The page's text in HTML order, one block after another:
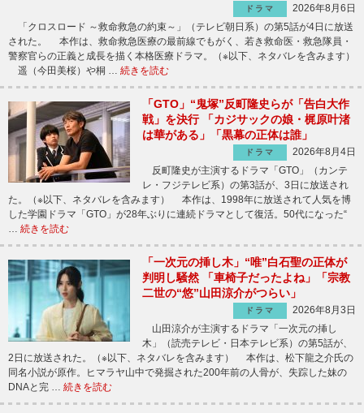
ドラマ
2026年8月6日
「クロスロード ～救命救急の約束～」（テレビ朝日系）の第5話が4日に放送
された。 本作は、救命救急医療の最前線でもがく、若き救命医・救急隊員・
警察官らの正義と成長を描く本格医療ドラマ。（※以下、ネタバレを含みます）
遥（今田美桜）や桐 … 続きを読む
「GTO」“鬼塚”反町隆史らが「告白大作
戦」を決行 「カジサックの娘・梶原叶渚
は華がある」「黒幕の正体は誰」
ドラマ
2026年8月4日
反町隆史が主演するドラマ「GTO」（カンテ
レ・フジテレビ系）の第3話が、3日に放送され
た。（※以下、ネタバレを含みます） 本作は、1998年に放送されて人気を博
した学園ドラマ「GTO」が28年ぶりに連続ドラマとして復活。50代になった“
… 続きを読む
「一次元の挿し木」“唯”白石聖の正体が
判明し騒然 「車椅子だったよね」「宗教
二世の“悠”山田涼介がつらい」
ドラマ
2026年8月3日
山田涼介が主演するドラマ「一次元の挿し
木」（読売テレビ・日本テレビ系）の第5話が、
2日に放送された。（※以下、ネタバレを含みます） 本作は、松下龍之介氏の
同名小説が原作。ヒマラヤ山中で発掘された200年前の人骨が、失踪した妹の
DNAと完 … 続きを読む